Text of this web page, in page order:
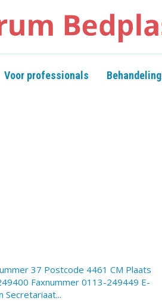
Voor professionals Behandeling
37 Postcode 4461 CM Plaats
Faxnummer 0113-249449 E-
Secretariaat...